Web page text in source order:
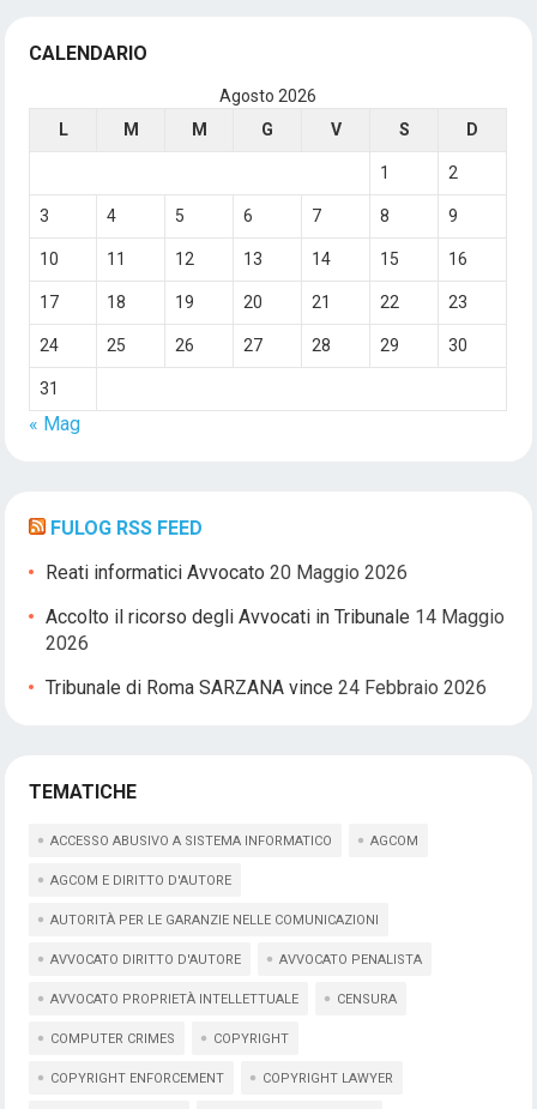
CALENDARIO
Agosto 2026
L
M M G V S D
1 2
3 4 5 6 7 8 9
10 11 12 13 14 15 16
17 18 19 20 21 22 23
24 25 26 27 28 29 30
31
« Mag
FULOG RSS FEED
Reati informatici Avvocato 20 Maggio 2026
Accolto il ricorso degli Avvocati in Tribunale 14 Maggio
2026
Tribunale di Roma SARZANA vince 24 Febbraio 2026
TEMATICHE
ACCESSO ABUSIVO A SISTEMA INFORMATICO AGCOM
AGCOM E DIRITTO D'AUTORE
AUTORITÀ PER LE GARANZIE NELLE COMUNICAZIONI
AVVOCATO DIRITTO D'AUTORE AVVOCATO PENALISTA
AVVOCATO PROPRIETÀ INTELLETTUALE CENSURA
COMPUTER CRIMES COPYRIGHT
COPYRIGHT ENFORCEMENT COPYRIGHT LAWYER